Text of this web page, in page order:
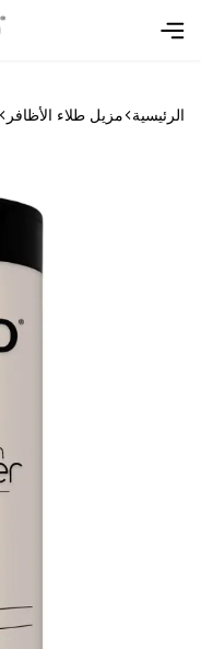
الرئيسية مزيل طلاء الأظافر